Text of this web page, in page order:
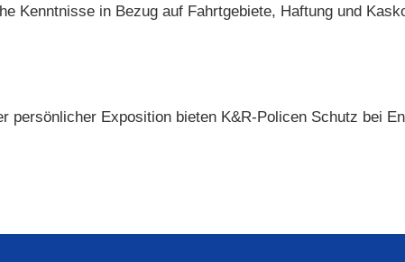
Kenntnisse in Bezug auf Fahrtgebiete, Haftung und
Exposition bieten K&R-Policen Schutz bei